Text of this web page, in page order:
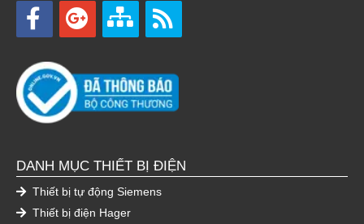
DANH MỤC THIẾT BỊ ĐIỆN
Thiết bị tự động Siemens
Thiết bị điện Hager